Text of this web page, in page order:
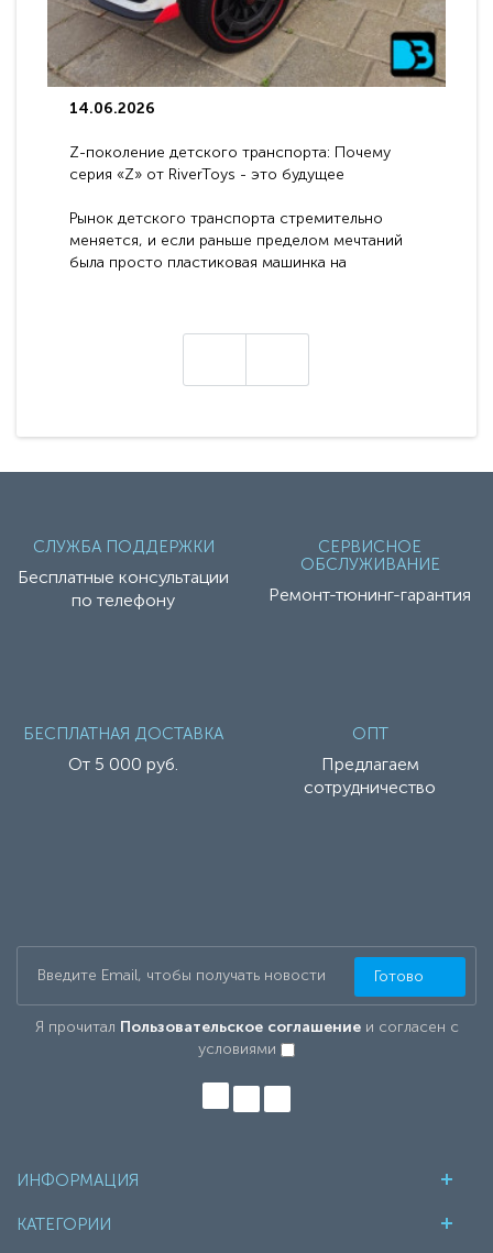
14.06.2026
Z-поколение детского транспорта: Почему
серия «Z» от RiverToys - это будущее
Рынок детского транспорта стремительно
меняется, и если раньше пределом мечтаний
была просто пластиковая машинка на
СЛУЖБА ПОДДЕРЖКИ
Бесплатные консультации
по телефону
СЕРВИСНОЕ
ОБСЛУЖИВАНИЕ
Ремонт-тюнинг-гарантия
БЕСПЛАТНАЯ ДОСТАВКА
От 5 000 руб.
ОПТ
Предлагаем
сотрудничество
Я прочитал Пользовательское соглашениеи согласен с
условиями
Готово
ИНФОРМАЦИЯ
КАТЕГОРИИ